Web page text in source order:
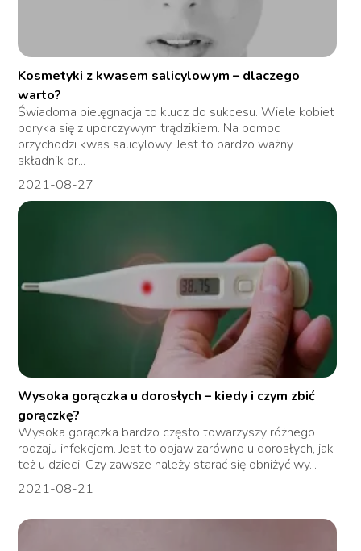
Kosmetyki z kwasem salicylowym – dlaczego
warto?
Świadoma pielęgnacja to klucz do sukcesu. Wiele kobiet
boryka się z uporczywym trądzikiem. Na pomoc
przychodzi kwas salicylowy. Jest to bardzo ważny
składnik pr...
2021-08-27
Wysoka gorączka u dorosłych – kiedy i czym zbić
gorączkę?
Wysoka gorączka bardzo często towarzyszy różnego
rodzaju infekcjom. Jest to objaw zarówno u dorosłych, jak
też u dzieci. Czy zawsze należy starać się obniżyć wy...
2021-08-21